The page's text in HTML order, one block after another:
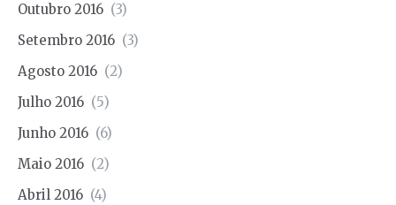
Outubro 2016 (3)
Setembro 2016 (3)
Agosto 2016 (2)
Julho 2016 (5)
Junho 2016 (6)
Maio 2016 (2)
Abril 2016 (4)